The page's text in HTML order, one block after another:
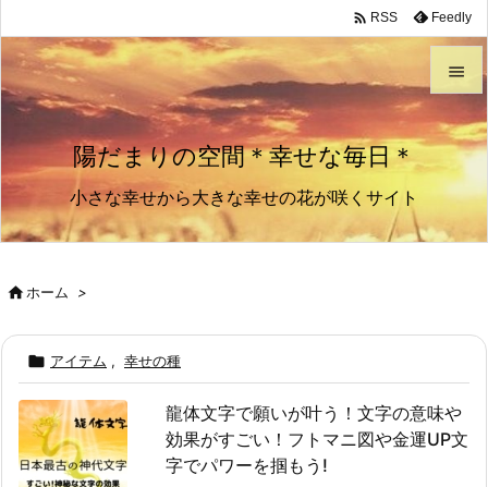
陽だまりの空間＊幸せな毎日＊
小さな幸せから大きな幸せの花が咲くサイト


メニュ

サイド

 RSS Feedly
ホーム >
 アイテム , 幸せの種
龍体文字で願いが叶う！文字の意味や
効果がすごい！フトマニ図や金運UP文
字でパワーを掴もう!